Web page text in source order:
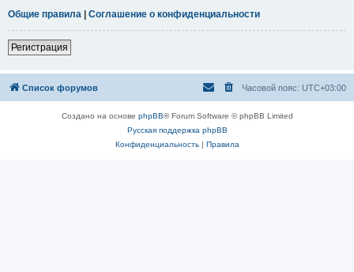
Общие правила | Соглашение о конфиденциальности
Регистрация
Список форумов Часовой пояс: UTC+03:00
Создано на основе phpBB® Forum Software © phpBB Limited
Русская поддержка phpBB
Конфиденциальность| Правила